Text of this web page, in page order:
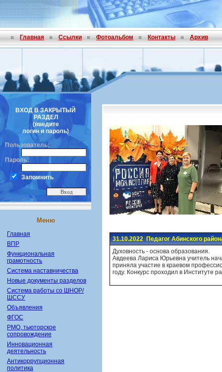
Главная Ссылки Фотоальбом Контакты Архив
ВХОД В ЗАКРЫТЫЙ
РАЗДЕЛ
(введите
логин и пароль)
Пользователь:
Пароль:
Запомнить
Меню
Главная
ВПР
Функциональная
грамотность
Система наставничества
Новые документы разделов
Система работы со ШНОР/
ШССУ
Объявления
ФГОС
РМО, тьюторское
сопровождение
Инновационная
деятельность
Антикоррупционная
политика
31.10.2022 Педагог Абинского
Духовность - основа образования.
Авдеева Лариса Юрьевна учитель
приняла участие в краевом
году. Конкурс проходил в Институте